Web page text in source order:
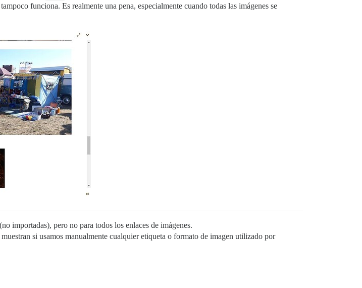
funciona. Es realmente una pena, especialmente cuando todas las imágenes se
importadas), pero no para todos los enlaces de imágenes.
si usamos manualmente cualquier etiqueta o formato de imagen utilizado por